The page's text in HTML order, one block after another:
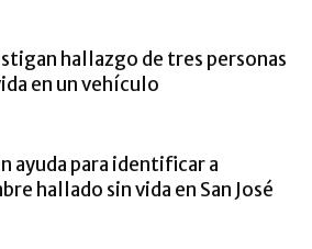
hallazgo de tres personas
en un vehículo
ayuda para identificar a
hallado sin vida en San José